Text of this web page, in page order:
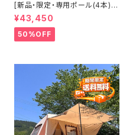
[新品・限定・専用ポール(4本)セ
ット] tent-Mark DESIGNS BL
ACK SUMMIT GG8(ブラック
サミットGG8)＋専用ポール(JO
HN AND POLE)セット
¥43,450
50%OFF